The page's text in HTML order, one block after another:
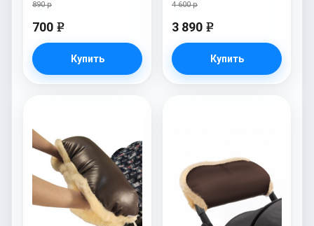
890 р
700 e
Купить
4 600 р
3 890 e
Купить